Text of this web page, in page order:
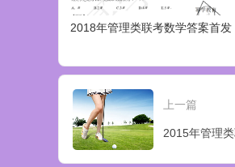
2018年管理类联考数学答案首发
上一篇
2015年管理